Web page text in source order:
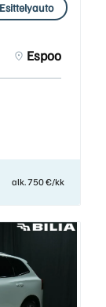
Esittelyauto
Espoo
alk. 750 €/kk